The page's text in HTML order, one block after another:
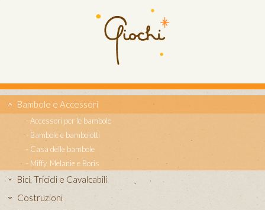
Bambole e Accessori
Accessori per le bambole
Bambole e bambolotti
Casa delle bambole
Miffy, Melanie e Boris
Bici, Tricicli e Cavalcabili
Costruzioni